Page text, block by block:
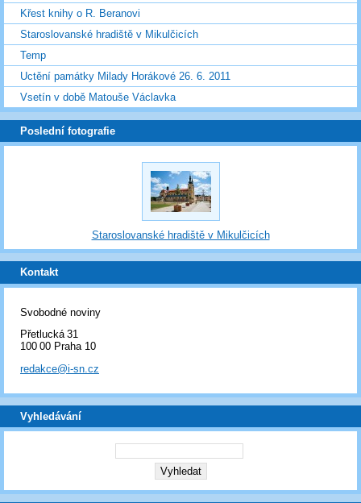
Křest knihy o R. Beranovi
Staroslovanské hradiště v Mikulčicích
Temp
Uctění památky Milady Horákové 26. 6. 2011
Vsetín v době Matouše Václavka
Poslední fotografie
Staroslovanské hradiště v Mikulčicích
Kontakt
Svobodné noviny
Přetlucká 31
100 00 Praha 10
redakce@i-sn.cz
Vyhledávání